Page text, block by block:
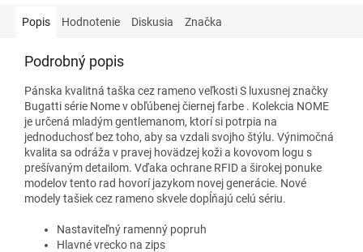
Popis Hodnotenie Diskusia Značka
Podrobný popis
Pánska kvalitná taška cez rameno veľkosti S luxusnej značky
Bugatti série Nome v obľúbenej čiernej farbe . Kolekcia NOME
je určená mladým gentlemanom, ktorí si potrpia na
jednoduchosť bez toho, aby sa vzdali svojho štýlu. Výnimočná
kvalita sa odráža v pravej hovädzej koži a kovovom logu s
prešívaným detailom. Vďaka ochrane RFID a širokej ponuke
modelov tento rad hovorí jazykom novej generácie. Nové
modely tašiek cez rameno skvele dopĺňajú celú sériu.
Nastaviteľný ramenný popruh
Hlavné vrecko na zips